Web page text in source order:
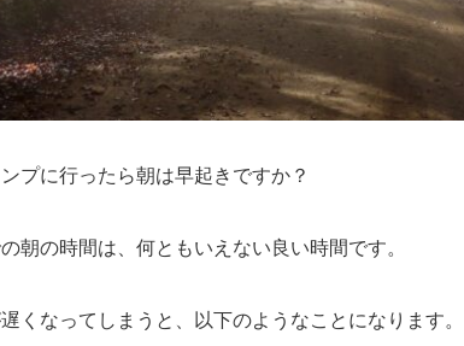
プに行ったら朝は早起きですか？
朝の時間は、何ともいえない良い時間です。
くなってしまうと、以下のようなことになります。